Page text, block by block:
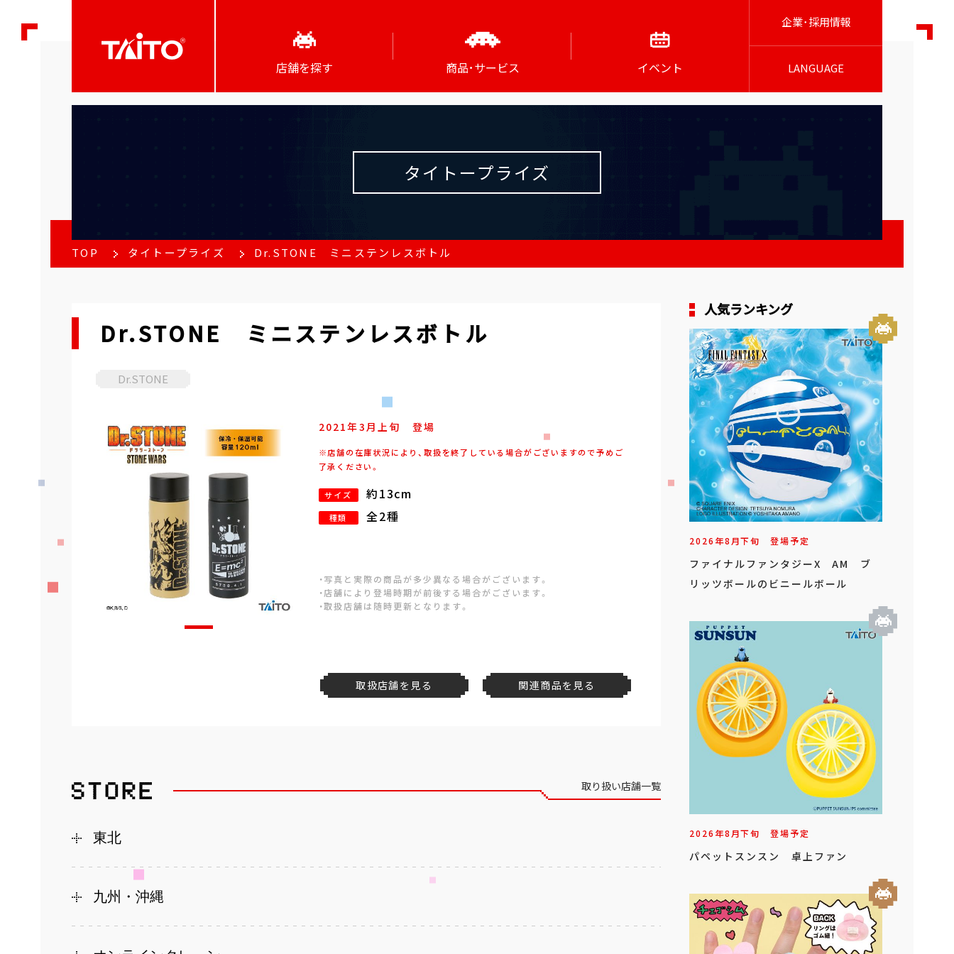
店舗を探す 商品･サービス イベント
企業･採用情報
LANGUAGE
タイトープライズ
TOP タイトープライズ Dr.STONE ミニステンレスボトル
Dr.STONE ミニステンレスボトル
Dr.STONE
2021年3月上旬 登場
※店舗の在庫状況により、取扱を終了している場合がございますので予めご
了承ください。
サイズ 約13cm
種類 全2種
・写真と実際の商品が多少異なる場合がございます。
・店舗により登場時期が前後する場合がございます。
・取扱店舗は随時更新となります。
取扱店舗を見る 関連商品を見る
取り扱い店舗一覧
東北
九州・沖縄
人気ランキング
2026年8月下旬 登場予定
ファイナルファンタジーX AM ブ
リッツボールのビニールボール
2026年8月下旬 登場予定
パペットスンスン 卓上ファン